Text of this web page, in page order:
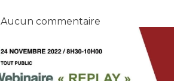
Aucun commentaire